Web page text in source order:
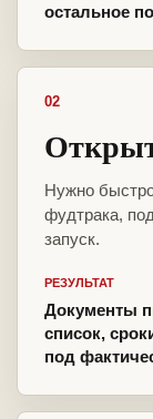
остальное
02
Нужно
фудтрака,
запуск.
РЕЗУЛЬТАТ
Документы
список,
под